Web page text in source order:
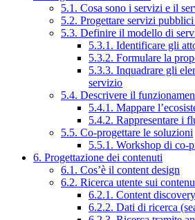
5.1. Cosa sono i servizi e il
5.2. Progettare servizi
5.3. Definire il modello di
5.3.1. Identificare gli
5.3.2. Formulare la
5.3.3. Inquadrare gli
servizio
5.4. Descrivere il
5.4.1. Mappare
5.4.2. Rappresentare i
5.5. Co-progettare le soluzioni
5.5.1. Workshop di co-
6. Progettazione dei contenuti
6.1. Cos’è il content design
6.2. Ricerca utente sui
6.2.1. Content discovery
6.2.2. Dati di ricerca